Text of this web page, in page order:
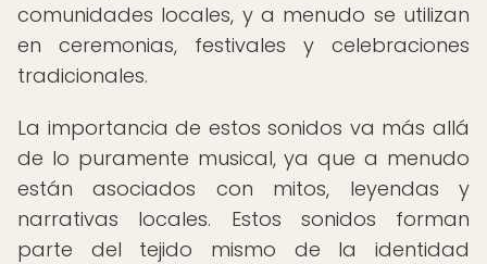
comunidades locales, y a menudo se utilizan
en ceremonias, festivales y celebraciones
tradicionales.
La importancia de estos sonidos va más allá
de lo puramente musical, ya que a menudo
están asociados con mitos, leyendas y
narrativas locales. Estos sonidos forman
parte del tejido mismo de la identidad